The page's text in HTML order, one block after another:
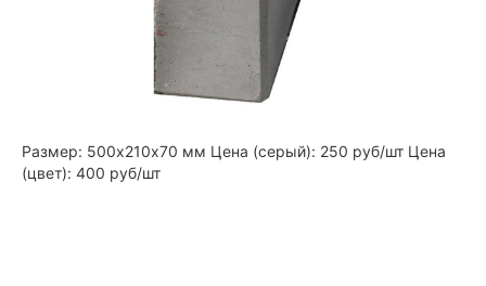
Размер: 500х210х70 мм Цена (серый): 250 руб/шт Цена
(цвет): 400 руб/шт